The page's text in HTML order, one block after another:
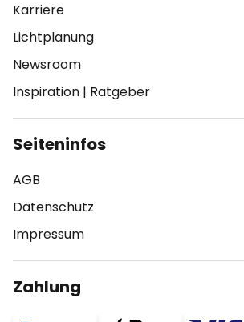
Karriere
Lichtplanung
Newsroom
Inspiration | Ratgeber
Seiteninfos
AGB
Datenschutz
Impressum
Zahlung